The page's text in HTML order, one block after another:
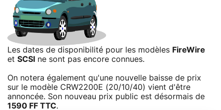
Les dates de disponibilité pour les modèles FireWire
et SCSI ne sont pas encore connues.
On notera également qu'une nouvelle baisse de prix
sur le modèle CRW2200E (20/10/40) vient d'être
annoncée. Son nouveau prix public est désormais de
1590 FF TTC.